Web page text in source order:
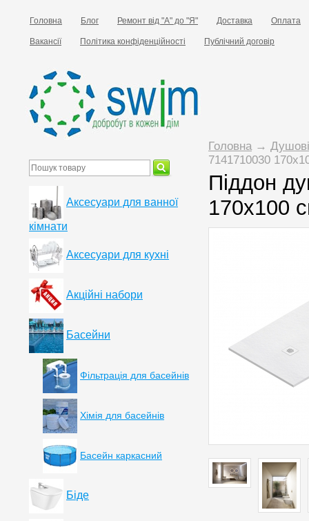
Головна Блог Ремонт від "А" до "Я" Доставка Оплата
Вакансії Політика конфіденційності Публічний договір
Головна→
7141710030
Піддон
170х100
Аксесуари для ванної
кімнати
Аксесуари для кухні
Акційні набори
Басейни
Фільтрація для басейнів
Хімія для басейнів
Басейн каркасний
Біде